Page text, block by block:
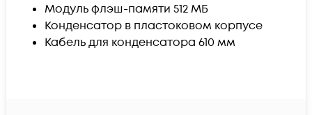
Модуль флэш-памяти 512 МБ
Конденсатор в пластоковом корпусе
Кабель для конденсатора 610 мм